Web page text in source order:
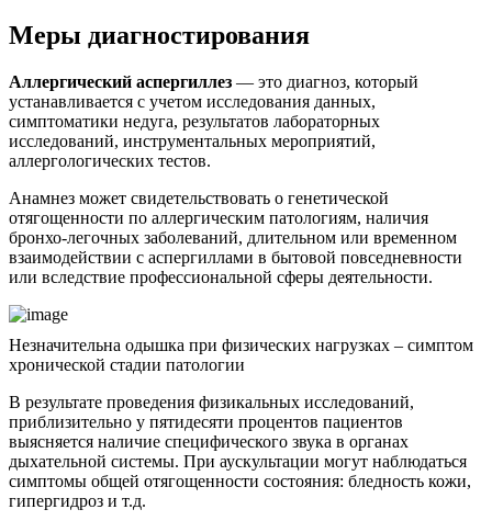
Меры диагностирования
Аллергический аспергиллез — это диагноз, который
устанавливается с учетом исследования данных,
симптоматики недуга, результатов лабораторных
исследований, инструментальных мероприятий,
аллергологических тестов.
Анамнез может свидетельствовать о генетической
отягощенности по аллергическим патологиям, наличия
бронхо-легочных заболеваний, длительном или временном
взаимодействии с аспергиллами в бытовой повседневности
или вследствие профессиональной сферы деятельности.
Незначительна одышка при физических нагрузках – симптом
хронической стадии патологии
В результате проведения физикальных исследований,
приблизительно у пятидесяти процентов пациентов
выясняется наличие специфического звука в органах
дыхательной системы. При аускультации могут наблюдаться
симптомы общей отягощенности состояния: бледность кожи,
гипергидроз и т.д.